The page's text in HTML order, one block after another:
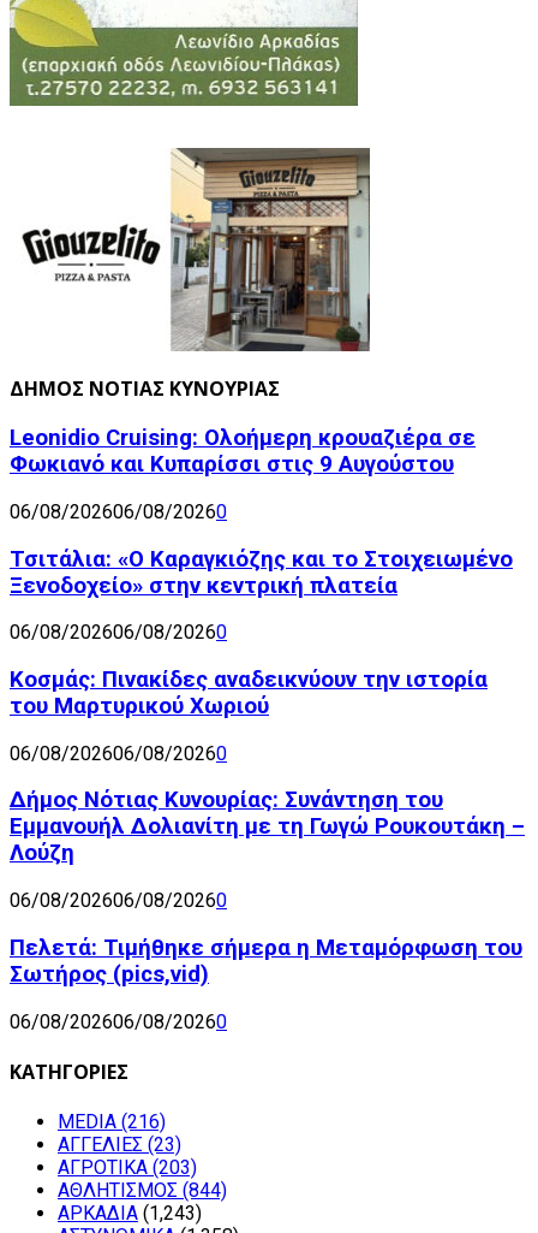
ΔΗΜΟΣ ΝΟΤΙΑΣ ΚΥΝΟΥΡΙΑΣ
Leonidio Cruising: Ολοήμερη κρουαζιέρα σε
Φωκιανό και Κυπαρίσσι στις 9 Αυγούστου
06/08/202606/08/20260
Τσιτάλια: «Ο Καραγκιόζης και το Στοιχειωμένο
Ξενοδοχείο» στην κεντρική πλατεία
06/08/202606/08/20260
Κοσμάς: Πινακίδες αναδεικνύουν την ιστορία
του Μαρτυρικού Χωριού
06/08/202606/08/20260
Δήμος Νότιας Κυνουρίας: Συνάντηση του
Εμμανουήλ Δολιανίτη με τη Γωγώ Ρουκουτάκη –
Λούζη
06/08/202606/08/20260
Πελετά: Τιμήθηκε σήμερα η Μεταμόρφωση του
Σωτήρος (pics,vid)
06/08/202606/08/20260
ΚΑΤΗΓΟΡΙΕΣ
MEDIA (216)
ΑΓΓΕΛΙΕΣ (23)
ΑΓΡΟΤΙΚΑ (203)
ΑΘΛΗΤΙΣΜΟΣ (844)
ΑΡΚΑΔΙΑ (1,243)